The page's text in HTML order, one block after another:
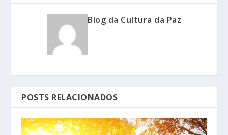
Blog da Cultura da Paz
POSTS RELACIONADOS